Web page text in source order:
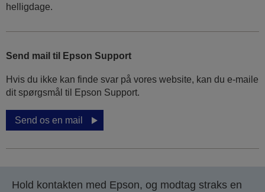
helligdage.
Send mail til Epson Support
Hvis du ikke kan finde svar på vores website, kan du e-maile
dit spørgsmål til Epson Support.
Send os en mail
Hold kontakten med Epson, og modtag straks en